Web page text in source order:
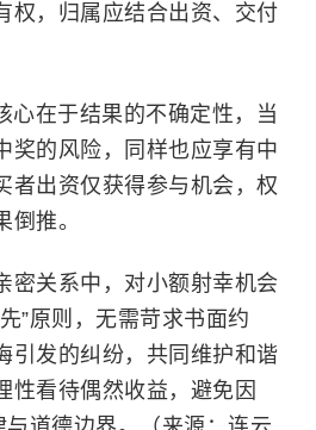
权，归属应结合出资、交付
心在于结果的不确定性，当
奖的风险，同样也应享有中
者出资仅获得参与机会，权
推。
关系中，对小额射幸机会
”原则，无需苛求书面约
引发的纠纷，共同维护和谐
性看待偶然收益，避免因